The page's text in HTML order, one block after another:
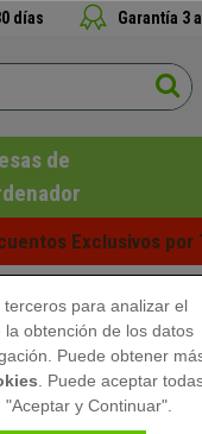
días Garantía 3
de
Exclusivos
Silla
Piel
para analizar el
obtención de los datos
Puede obtener
. Puede aceptar
y Continuar".